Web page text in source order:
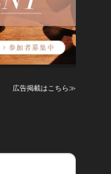
広告掲載はこちら≫